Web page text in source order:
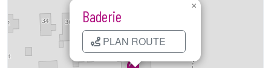
Baderie
PLAN ROUTE
×